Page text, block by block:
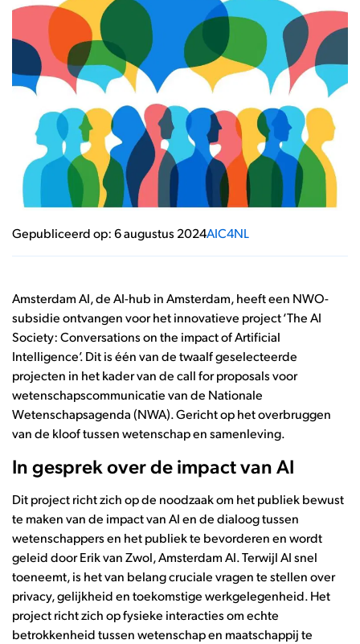
Gepubliceerd op: 6 augustus 2024AIC4NL
Amsterdam AI, de AI-hub in Amsterdam, heeft een NWO-
subsidie ontvangen voor het innovatieve project ‘The AI
Society: Conversations on the impact of Artificial
Intelligence’. Dit is één van de twaalf geselecteerde
projecten in het kader van de call for proposals voor
wetenschapscommunicatie van de Nationale
Wetenschapsagenda (NWA). Gericht op het overbruggen
van de kloof tussen wetenschap en samenleving.
In gesprek over de impact van AI
Dit project richt zich op de noodzaak om het publiek bewust
te maken van de impact van AI en de dialoog tussen
wetenschappers en het publiek te bevorderen en wordt
geleid door Erik van Zwol, Amsterdam AI. Terwijl AI snel
toeneemt, is het van belang cruciale vragen te stellen over
privacy, gelijkheid en toekomstige werkgelegenheid. Het
project richt zich op fysieke interacties om echte
betrokkenheid tussen wetenschap en maatschappij te